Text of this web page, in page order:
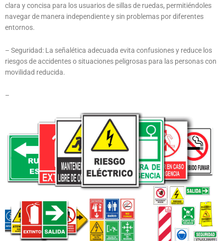
clara y concisa para los usuarios de sillas de ruedas, permitiéndoles
navegar de manera independiente y sin problemas por diferentes
entornos.
– Seguridad: La señalética adecuada evita confusiones y reduce los
riesgos de accidentes o situaciones peligrosas para las personas con
movilidad reducida.
–